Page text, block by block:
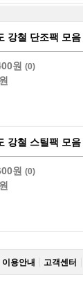
강철 단조팩 모음
원 (0)
강철 스틸팩 모음
원 (0)
이용안내 고객센터